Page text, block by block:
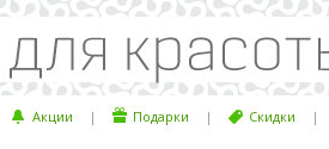
Акции | Подарки | Скидки |